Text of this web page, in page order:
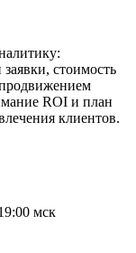
стоимость
продвижением
ROI и план
клиентов.
мск